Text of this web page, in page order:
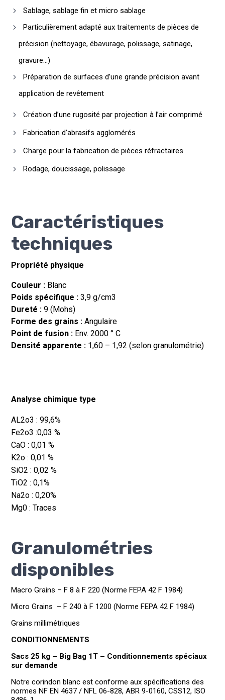
Sablage, sablage fin et micro sablage
Particulièrement adapté aux traitements de pièces de
précision (nettoyage, ébavurage, polissage, satinage,
gravure…)
Préparation de surfaces d’une grande précision avant
application de revêtement
Création d’une rugosité par projection à l’air comprimé
Fabrication d’abrasifs agglomérés
Charge pour la fabrication de pièces réfractaires
Rodage, doucissage, polissage
Caractéristiques
techniques
Propriété physique
Couleur : Blanc
Poids spécifique : 3,9 g/cm3
Dureté :9 (Mohs)
Forme des grains : Angulaire
Point de fusion : Env. 2000 ° C
Densité apparente : 1,60 – 1,92 (selon granulométrie)
Analyse chimique type
AL2o3 : 99,6%
Fe2o3:0,03 %
CaO : 0,01 %
K2o : 0,01 %
SiO2 : 0,02 %
TiO2 : 0,1%
Na2o : 0,20%
Mg0 : Traces
Granulométries
disponibles
Macro Grains – F 8 à F 220 (Norme FEPA 42 F 1984)
Micro Grains – F 240 à F 1200 (Norme FEPA 42 F 1984)
Grains millimétriques
CONDITIONNEMENTS
Sacs 25 kg – Big Bag 1T – Conditionnements spéciaux
sur demande
Notre corindon blanc est conforme aux spécifications des
normes NF EN 4637 / NFL 06-828, ABR 9-0160, CSS12, ISO